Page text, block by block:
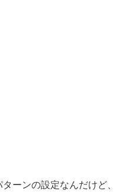
ーンの設定なんだけど